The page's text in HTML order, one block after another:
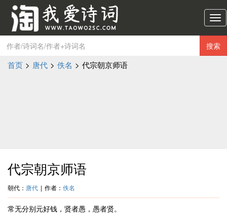
淘
我
爱
诗
搜索
首页 > 唐代 > 佚名 > 代宗朝京师语
代宗朝京师语
朝代： 唐代 | 作者： 佚名
常无分别元好钱，贤者愚，愚者贤。